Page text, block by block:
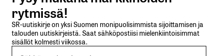
rytmissä!
SR-uutiskirje on yksi Suomen monipuolisimmista sijoittamisen ja
talouden uutiskirjeistä. Saat sähköpostiisi mielenkiintoisimmat
sisällöt kolmesti viikossa.